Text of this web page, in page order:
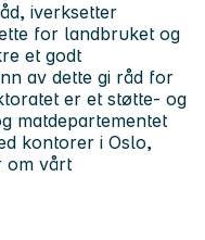
iverksetter
for landbruket og
et godt
av dette gi råd for
er et støtte- og
matdepartementet
kontorer i Oslo,
om vårt